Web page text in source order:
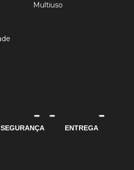
Multiuso
SEGURANÇA ENTREGA